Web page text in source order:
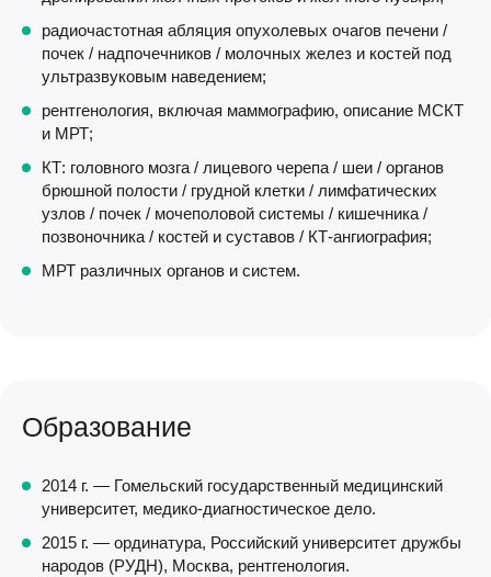
радиочастотная абляция опухолевых очагов печени /
почек / надпочечников / молочных желез и костей под
ультразвуковым наведением;
рентгенология, включая маммографию, описание МСКТ
и МРТ;
КТ: головного мозга / лицевого черепа / шеи / органов
брюшной полости / грудной клетки / лимфатических
узлов / почек / мочеполовой системы / кишечника /
позвоночника / костей и суставов / КТ-ангиография;
МРТ различных органов и систем.
Образование
2014 г. — Гомельский государственный медицинский
университет, медико-диагностическое дело.
2015 г. — ординатура, Российский университет дружбы
народов (РУДН), Москва, рентгенология.